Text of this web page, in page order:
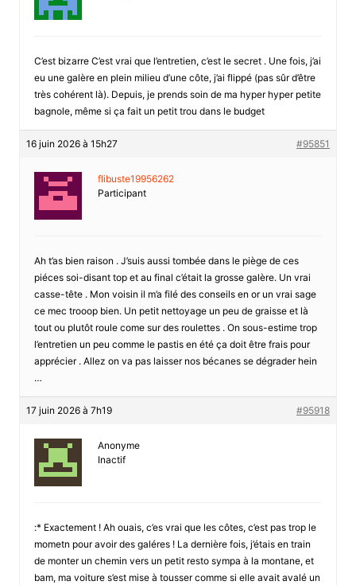
C’est bizarre C’est vrai que l’entretien, c’est le secret . Une fois, j’ai
eu une galère en plein milieu d’une côte, j’ai flippé (pas sûr d’être
très cohérent là). Depuis, je prends soin de ma hyper hyper petite
bagnole, même si ça fait un petit trou dans le budget
16 juin 2026 à 15h27 #95851
flibuste19956262
Participant
Ah t’as bien raison . J’suis aussi tombée dans le piège de ces
piéces soi-disant top et au final c’était la grosse galère. Un vrai
casse-tête . Mon voisin il m’a filé des conseils en or un vrai sage
ce mec trooop bien. Un petit nettoyage un peu de graisse et là
tout ou plutôt roule come sur des roulettes . On sous-estime trop
l’entretien un peu comme le pastis en été ça doit être frais pour
apprécier . Allez on va pas laisser nos bécanes se dégrader hein
…
17 juin 2026 à 7h19 #95918
Anonyme
Inactif
:* Exactement ! Ah ouais, c’es vrai que les côtes, c’est pas trop le
mometn pour avoir des galéres ! La dernière fois, j’étais en train
de monter un chemin vers un petit resto sympa à la montane, et
bam, ma voiture s’est mise à tousser comme si elle avait avalé un